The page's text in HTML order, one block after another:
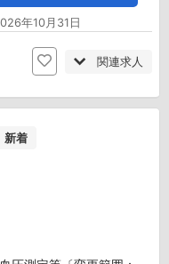
年10月31日
関連求人
新着